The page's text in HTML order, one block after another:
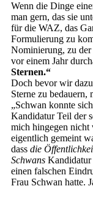
Wenn die Dinge
man gern, das sie
für die WAZ, das
Formulierung zu
Nominierung, zu
vor einem Jahr
Sternen.“
Doch bevor wir
Sterne zu bedauern,
„Schwan konnte sich
Kandidatur Teil der
mich hingegen nicht
eigentlich gemeint
dass die
Schwans Kandidatur
einen falschen
Frau Schwan hatte.